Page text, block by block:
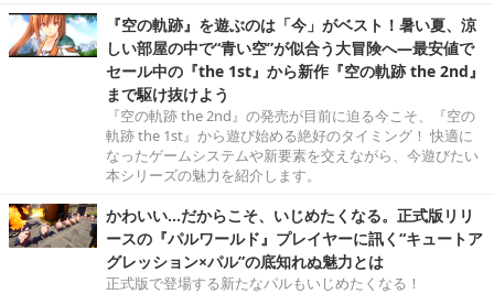
『空の軌跡』を遊ぶのは「今」がベスト！暑い夏、涼
しい部屋の中で“青い空”が似合う大冒険へ―最安値で
セール中の『the 1st』から新作『空の軌跡 the 2nd』
まで駆け抜けよう
『空の軌跡 the 2nd』の発売が目前に迫る今こそ、『空の
軌跡 the 1st』から遊び始める絶好のタイミング！ 快適に
なったゲームシステムや新要素を交えながら、今遊びたい
本シリーズの魅力を紹介します。
かわいい…だからこそ、いじめたくなる。正式版リリ
ースの『パルワールド』プレイヤーに訊く“キュートア
グレッション×パル”の底知れぬ魅力とは
正式版で登場する新たなパルもいじめたくなる！